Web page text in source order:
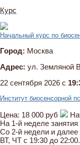
Курс
Начальный курс по
Город: Москва
Адрес: ул. Земляной
22 сентября 2026 c
Институт биосенсорной
Цена: 18 000 руб
На 1-й неделе занятия
Со 2-й недели и далее
ВТ, ЧТ с 19:30 до 22:00.